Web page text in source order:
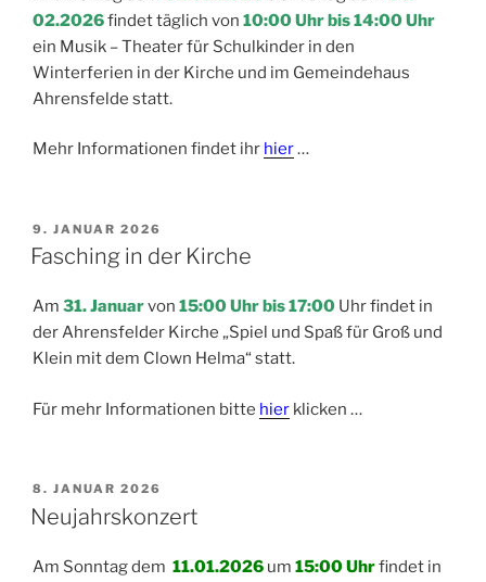
02.2026findet täglich von 10:00 Uhr bis 14:00 Uhr
ein Musik – Theater für Schulkinder in den
Winterferien in der Kirche und im Gemeindehaus
Ahrensfelde statt.
Mehr Informationen findet ihr hier…
VERÖFFENTLICHT
AM
9. JANUAR 2026
Fasching in der Kirche
Am 31. Januarvon 15:00 Uhr bis 17:00 Uhr findet in
der Ahrensfelder Kirche „Spiel und Spaß für Groß und
Klein mit dem Clown Helma“ statt.
Für mehr Informationen bitte hier klicken …
VERÖFFENTLICHT
AM
8. JANUAR 2026
Neujahrskonzert
Am Sonntag dem 11.01.2026 um 15:00 Uhrfindet in